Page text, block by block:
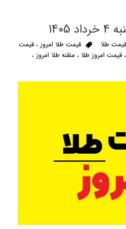
قیمت طلا قیمت طلا امروز ، قیمت
، قیمت امروز طلا ، مظنه طلا امروز ،